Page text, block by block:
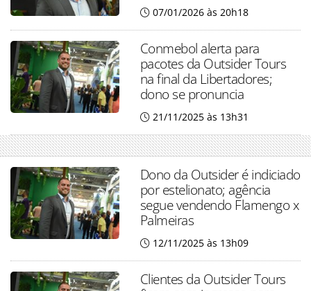
07/01/2026 às 20h18
Conmebol alerta para
pacotes da Outsider Tours
na final da Libertadores;
dono se pronuncia
21/11/2025 às 13h31
Dono da Outsider é indiciado
por estelionato; agência
segue vendendo Flamengo x
Palmeiras
12/11/2025 às 13h09
Clientes da Outsider Tours